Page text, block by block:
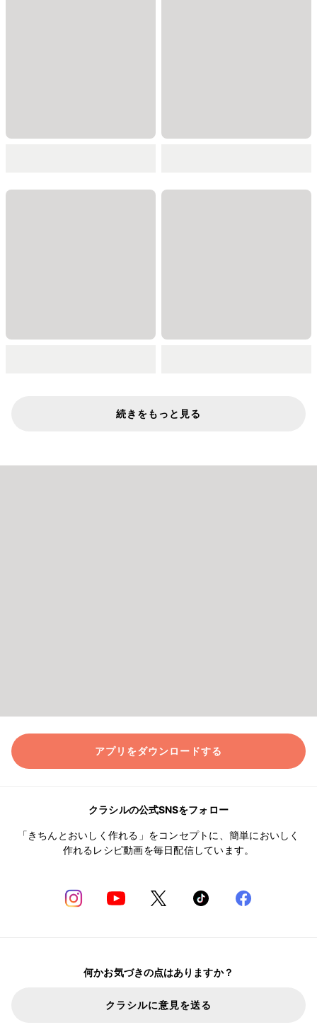
続きをもっと見る
アプリをダウンロードする
クラシルの公式SNSをフォロー
「きちんとおいしく作れる」をコンセプトに、簡単においしく
作れるレシピ動画を毎日配信しています。
何かお気づきの点はありますか？
クラシルに意見を送る